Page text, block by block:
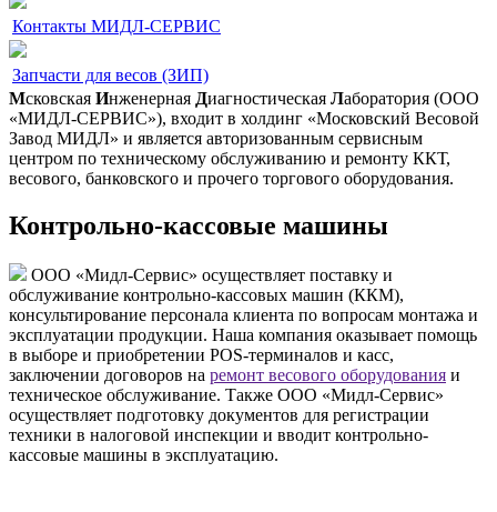
Контакты МИДЛ-СЕРВИС
Запчасти для весов (ЗИП)
Мсковская Инженерная Диагностическая Лаборатория (ООО
«МИДЛ-СЕРВИС»), входит в холдинг «Московский Весовой
Завод МИДЛ» и является авторизованным сервисным
центром по техническому обслуживанию и ремонту ККТ,
весового, банковского и прочего торгового оборудования.
Контрольно-кассовые машины
ООО «Мидл-Сервис» осуществляет поставку и
обслуживание контрольно-кассовых машин (ККМ),
консультирование персонала клиента по вопросам монтажа и
эксплуатации продукции. Наша компания оказывает помощь
в выборе и приобретении POS-терминалов и касс,
заключении договоров на ремонт весового оборудования и
техническое обслуживание. Также ООО «Мидл-Сервис»
осуществляет подготовку документов для регистрации
техники в налоговой инспекции и вводит контрольно-
кассовые машины в эксплуатацию.